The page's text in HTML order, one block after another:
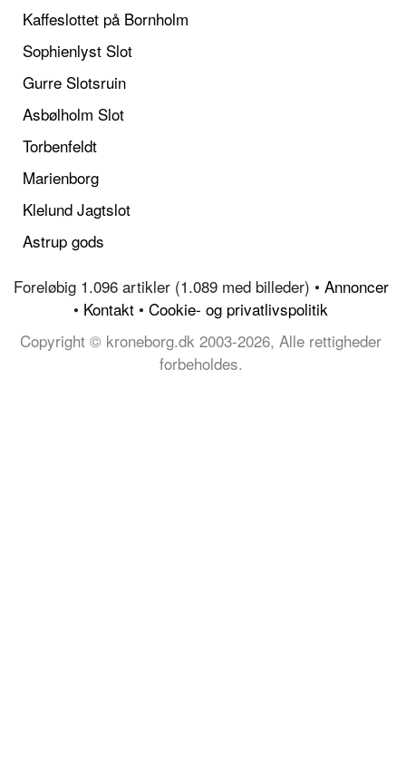
Kaffeslottet på Bornholm
Sophienlyst Slot
Gurre Slotsruin
Asbølholm Slot
Torbenfeldt
Marienborg
Klelund Jagtslot
Astrup gods
Foreløbig 1.096 artikler (1.089 med billeder) • Annoncer
• Kontakt • Cookie- og privatlivspolitik
Copyright © kroneborg.dk 2003-2026, Alle rettigheder
forbeholdes.